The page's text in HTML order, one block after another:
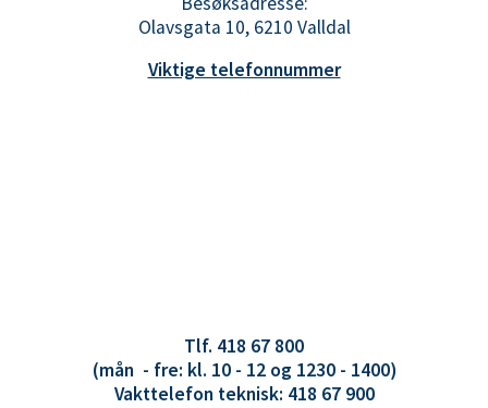
Olavsgata 10, 6210 Valldal
Viktige telefonnummer
Tlf. 418 67 800
(mån - fre: kl. 10 - 12 og 1230 - 1400)
Vakttelefon teknisk: 418 67 900